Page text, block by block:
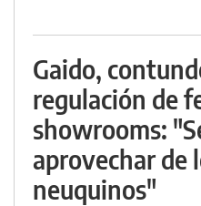
Gaido,
regulación de
showrooms:
aprovechar de
neuquinos"